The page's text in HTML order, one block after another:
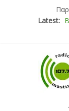
Latest: